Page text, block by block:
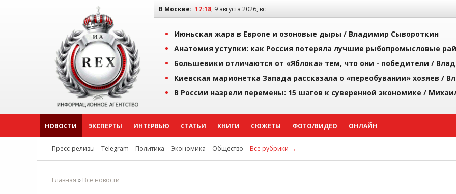
В Москве: 17:18, 9 августа 2026, вс
Июньская жара в Европе и озоновые дыры / Владимир Сывороткин
Анатомия уступки: как Россия потеряла лучшие рыбопромысловые
Большевики отличаются от «Яблока» тем, что они - победители /
Киевская марионетка Запада рассказала о «переобувании» хозяев /
В России назрели перемены: 15 шагов к суверенной экономике /
НОВОСТИ ЭКСПЕРТЫ ИНТЕРВЬЮ СТАТЬИ КНИГИ СЮЖЕТЫ ФОТО/ВИДЕО ОНЛАЙН
Пресс-релизы Telegram Политика Экономика Общество Все рубрики →
Главная » Все новости